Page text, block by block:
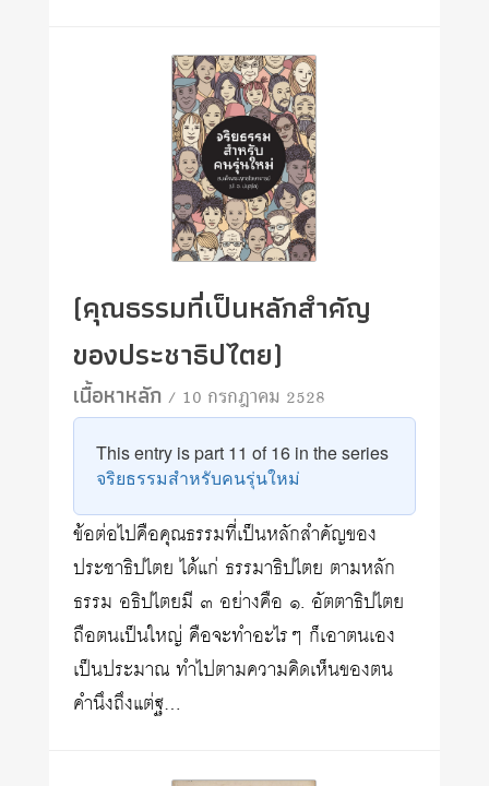
(คุณธรรมที่เป็นหลักสำคัญ
ของประชาธิปไตย)
เนื้อหาหลัก/ 10 กรกฎาคม 2528
This entry is part 11 of 16 in the series
จริยธรรมสำหรับคนรุ่นใหม่
ข้อต่อไปคือคุณธรรมที่เป็นหลักสำคัญของ
ประชาธิปไตย ได้แก่ ธรรมาธิปไตย ตามหลัก
ธรรม อธิปไตยมี ๓ อย่างคือ ๑. อัตตาธิปไตย
ถือตนเป็นใหญ่ คือจะทำอะไรๆ ก็เอาตนเอง
เป็นประมาณ ทำไปตามความคิดเห็นของตน
คำนึงถึงแต่ฐ…